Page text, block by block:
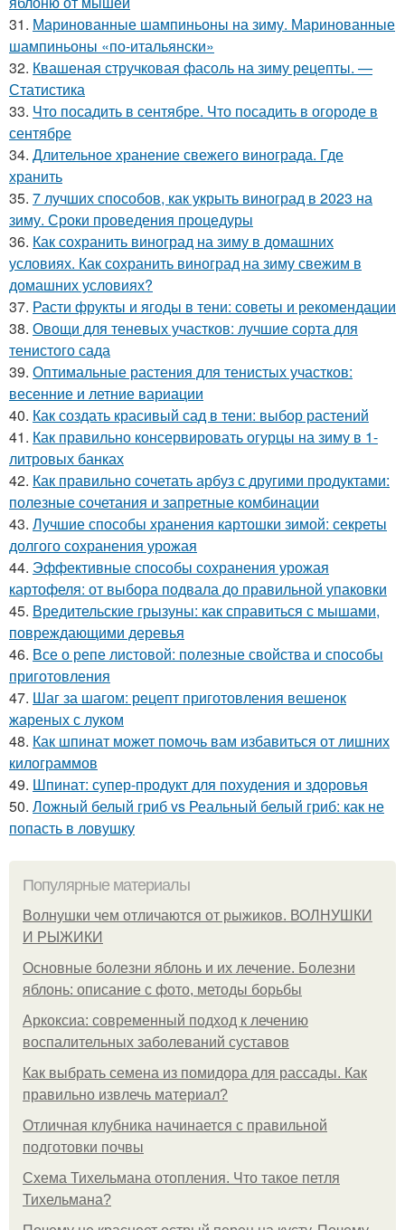
31. Маринованные шампиньоны на зиму. Маринованные
шампиньоны «по-итальянски»
32. Квашеная стручковая фасоль на зиму рецепты. —
Статистика
33. Что посадить в сентябре. Что посадить в огороде в
сентябре
34. Длительное хранение свежего винограда. Где
хранить
35. 7 лучших способов, как укрыть виноград в 2023 на
зиму. Сроки проведения процедуры
36. Как сохранить виноград на зиму в домашних
условиях. Как сохранить виноград на зиму свежим в
домашних условиях?
37. Расти фрукты и ягоды в тени: советы и рекомендации
38. Овощи для теневых участков: лучшие сорта для
тенистого сада
39. Оптимальные растения для тенистых участков:
весенние и летние вариации
40. Как создать красивый сад в тени: выбор растений
41. Как правильно консервировать огурцы на зиму в 1-
литровых банках
42. Как правильно сочетать арбуз с другими продуктами:
полезные сочетания и запретные комбинации
43. Лучшие способы хранения картошки зимой: секреты
долгого сохранения урожая
44. Эффективные способы сохранения урожая
картофеля: от выбора подвала до правильной упаковки
45. Вредительские грызуны: как справиться с мышами,
повреждающими деревья
46. Все о репе листовой: полезные свойства и способы
приготовления
47. Шаг за шагом: рецепт приготовления вешенок
жареных с луком
48. Как шпинат может помочь вам избавиться от лишних
килограммов
49. Шпинат: супер-продукт для похудения и здоровья
50. Ложный белый гриб vs Реальный белый гриб: как не
попасть в ловушку
Популярные материалы
Волнушки чем отличаются от рыжиков. ВОЛНУШКИ
И РЫЖИКИ
Основные болезни яблонь и их лечение. Болезни
яблонь: описание с фото, методы борьбы
Аркоксиа: современный подход к лечению
воспалительных заболеваний суставов
Как выбрать семена из помидора для рассады. Как
правильно извлечь материал?
Отличная клубника начинается с правильной
подготовки почвы
Схема Тихельмана отопления. Что такое петля
Тихельмана?